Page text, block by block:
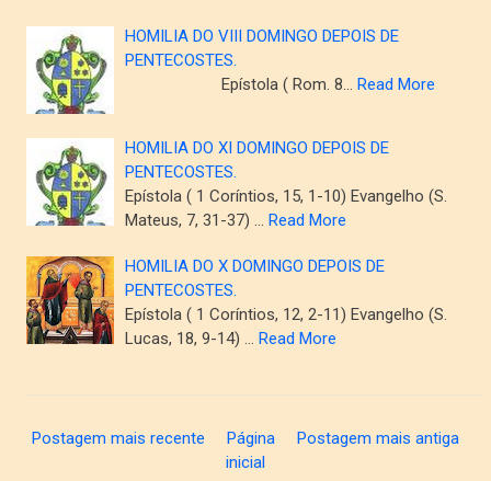
HOMILIA DO VIII DOMINGO DEPOIS DE
PENTECOSTES.
Epístola ( Rom. 8… Read More
HOMILIA DO XI DOMINGO DEPOIS DE
PENTECOSTES.
Epístola ( 1 Coríntios, 15, 1-10) Evangelho (S.
Mateus, 7, 31-37) … Read More
HOMILIA DO X DOMINGO DEPOIS DE
PENTECOSTES.
Epístola ( 1 Coríntios, 12, 2-11) Evangelho (S.
Lucas, 18, 9-14) … Read More
Postagem mais recente Postagem mais antiga
Página
inicial